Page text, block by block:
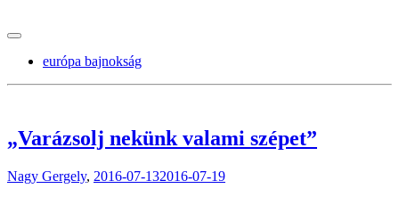
európa bajnokság
„Varázsolj nekünk valami szépet”
Nagy Gergely, 2016-07-132016-07-19